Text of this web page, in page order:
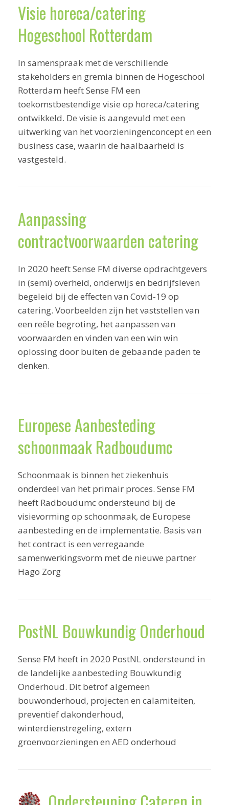
Visie horeca/catering
Hogeschool Rotterdam
In samenspraak met de verschillende
stakeholders en gremia binnen de Hogeschool
Rotterdam heeft Sense FM een
toekomstbestendige visie op horeca/catering
ontwikkeld. De visie is aangevuld met een
uitwerking van het voorzieningenconcept en een
business case, waarin de haalbaarheid is
vastgesteld.
Aanpassing
contractvoorwaarden catering
In 2020 heeft Sense FM diverse opdrachtgevers
in (semi) overheid, onderwijs en bedrijfsleven
begeleid bij de effecten van Covid-19 op
catering. Voorbeelden zijn het vaststellen van
een reële begroting, het aanpassen van
voorwaarden en vinden van een win win
oplossing door buiten de gebaande paden te
denken.
Europese Aanbesteding
schoonmaak Radboudumc
Schoonmaak is binnen het ziekenhuis
onderdeel van het primair proces. Sense FM
heeft Radboudumc ondersteund bij de
visievorming op schoonmaak, de Europese
aanbesteding en de implementatie. Basis van
het contract is een verregaande
samenwerkingsvorm met de nieuwe partner
Hago Zorg
PostNL Bouwkundig Onderhoud
Sense FM heeft in 2020 PostNL ondersteund in
de landelijke aanbesteding Bouwkundig
Onderhoud. Dit betrof algemeen
bouwonderhoud, projecten en calamiteiten,
preventief dakonderhoud,
winterdienstregeling, extern
groenvoorzieningen en AED onderhoud